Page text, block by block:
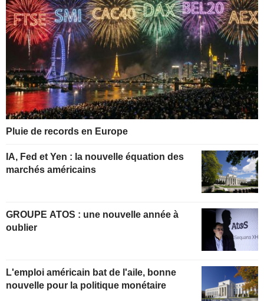
Pluie de records en Europe
IA, Fed et Yen : la nouvelle équation des
marchés américains
GROUPE ATOS : une nouvelle année à
oublier
L'emploi américain bat de l'aile, bonne
nouvelle pour la politique monétaire